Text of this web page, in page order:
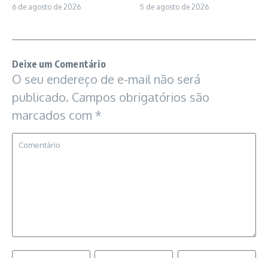
6 de agosto de 2026 5 de agosto de 2026
Deixe um Comentário
O seu endereço de e-mail não será
publicado. Campos obrigatórios são
marcados com *